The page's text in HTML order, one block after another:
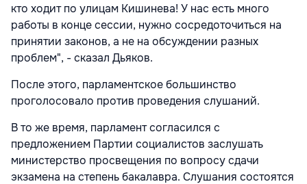
кто ходит по улицам Кишинева! У нас есть много
работы в конце сессии, нужно сосредоточиться на
принятии законов, а не на обсуждении разных
проблем", - сказал Дьяков.
После этого, парламентское большинство
проголосовало против проведения слушаний.
В то же время, парламент согласился с
предложением Партии социалистов заслушать
министерство просвещения по вопросу сдачи
экзамена на степень бакалавра. Слушания состоятся